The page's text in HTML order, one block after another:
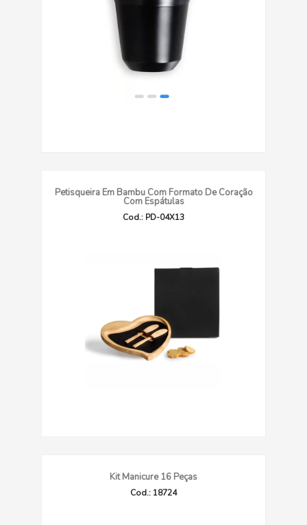
Petisqueira Em Bambu Com Formato De Coração
Com Espátulas
Cod.: PD-04X13
Kit Manicure 16 Peças
Cod.: 18724